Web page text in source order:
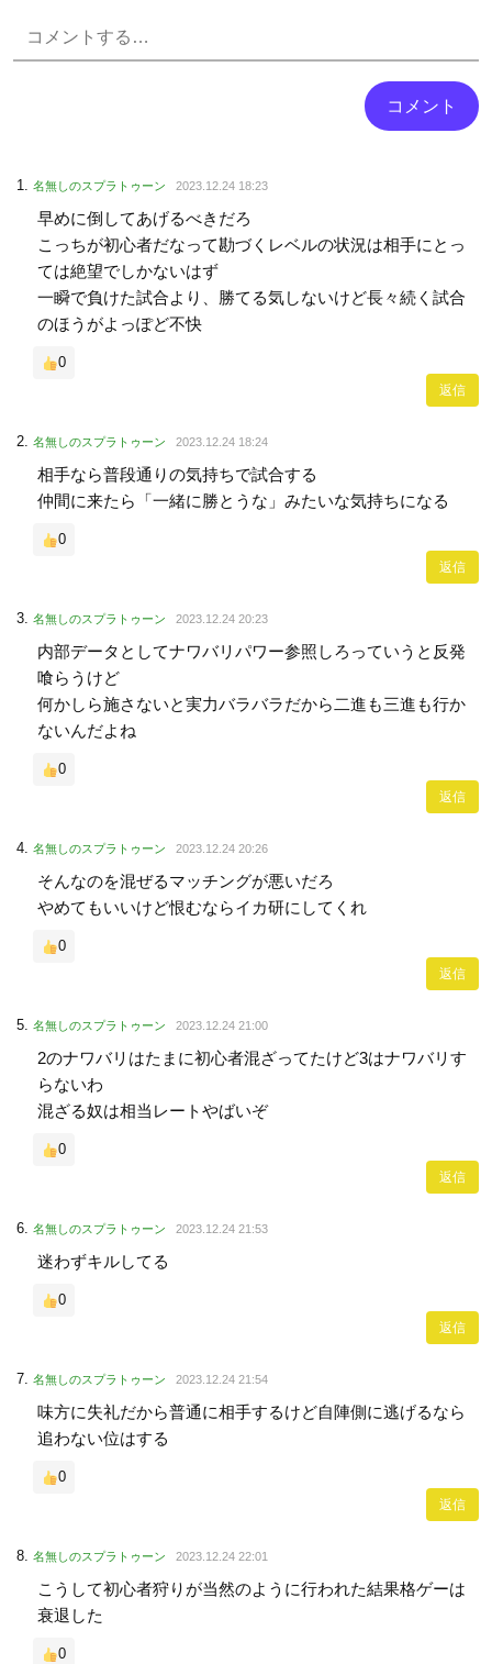
名無しのスプラトゥーン 2023.12.24 18:23
早めに倒してあげるべきだろ
こっちが初心者だなって勘づくレベルの状況は相手にとっ
ては絶望でしかないはず
一瞬で負けた試合より、勝てる気しないけど長々続く試合
のほうがよっぽど不快
0
返信
名無しのスプラトゥーン 2023.12.24 18:24
相手なら普段通りの気持ちで試合する
仲間に来たら「一緒に勝とうな」みたいな気持ちになる
0
返信
名無しのスプラトゥーン 2023.12.24 20:23
内部データとしてナワバリパワー参照しろっていうと反発
喰らうけど
何かしら施さないと実力バラバラだから二進も三進も行か
ないんだよね
0
返信
名無しのスプラトゥーン 2023.12.24 20:26
そんなのを混ぜるマッチングが悪いだろ
やめてもいいけど恨むならイカ研にしてくれ
0
返信
名無しのスプラトゥーン 2023.12.24 21:00
2のナワバリはたまに初心者混ざってたけど3はナワバリす
らないわ
混ざる奴は相当レートやばいぞ
0
返信
名無しのスプラトゥーン 2023.12.24 21:53
迷わずキルしてる
0
返信
名無しのスプラトゥーン 2023.12.24 21:54
味方に失礼だから普通に相手するけど自陣側に逃げるなら
追わない位はする
0
返信
名無しのスプラトゥーン 2023.12.24 22:01
こうして初心者狩りが当然のように行われた結果格ゲーは
衰退した
0